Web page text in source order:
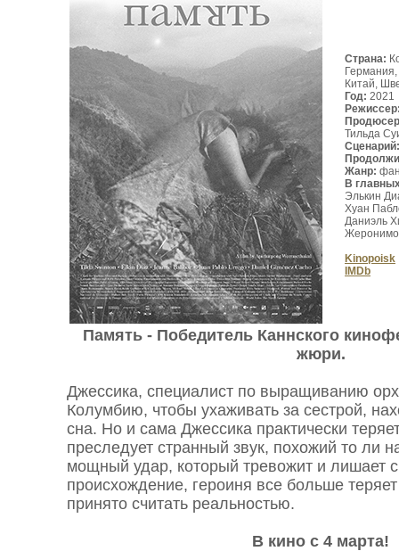
Страна:
Китай,
Год: 2021
Тильда
Жанр:
В
Элькин
Хуан
Даниэль
Жеронимо
Kinopoisk
IMDb
Память - Победитель Каннского
жюри.
Джессика, специалист по выращиванию
Колумбию, чтобы ухаживать за сестрой,
сна. Но и сама Джессика практически
преследует странный звук, похожий то ли
мощный удар, который тревожит и лишает
происхождение, героиня все больше
принято считать реальностью.
В кино с 4 марта!